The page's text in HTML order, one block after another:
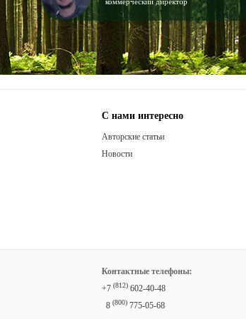
С нами интересно
Авторские статьи
Новости
Контактные телефоны:
+7 (812) 602-40-48
8 (800) 775-05-68